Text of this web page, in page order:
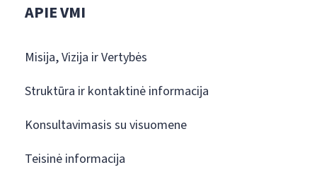
APIE VMI
Misija, Vizija ir Vertybės
Struktūra ir kontaktinė informacija
Konsultavimasis su visuomene
Teisinė informacija